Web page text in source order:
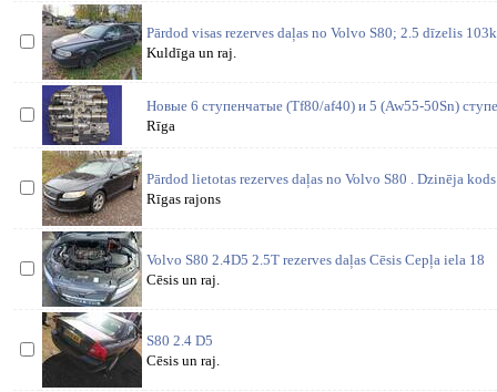
Pārdod visas rezerves daļas no Volvo S80; 2.5 dīzelis
Kuldīga un raj.
Новые 6 ступенчатые (Tf80/af40) и 5 (Aw55-50Sn)
Rīga
Pārdod lietotas rezerves daļas no Volvo S80 . Dzinēja
Rīgas rajons
Volvo S80 2.4D5 2.5T rezerves daļas Cēsis Cepļa iela 18
Cēsis un raj.
S80 2.4 D5
Cēsis un raj.